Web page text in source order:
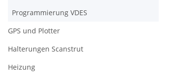
Programmierung VDES
GPS und Plotter
Halterungen Scanstrut
Heizung